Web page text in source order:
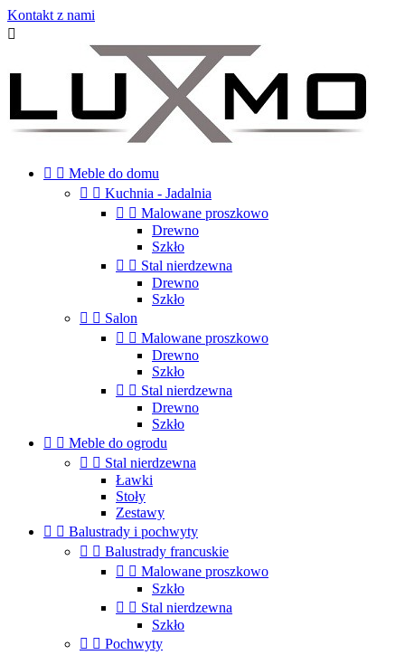
Kontakt z nami

  Meble do domu
  Kuchnia - Jadalnia
  Malowane proszkowo
Drewno
Szkło
  Stal nierdzewna
Drewno
Szkło
  Salon
  Malowane proszkowo
Drewno
Szkło
  Stal nierdzewna
Drewno
Szkło
  Meble do ogrodu
  Stal nierdzewna
Ławki
Stoły
Zestawy
  Balustrady i pochwyty
  Balustrady francuskie
  Malowane proszkowo
Szkło
  Stal nierdzewna
Szkło
  Pochwyty